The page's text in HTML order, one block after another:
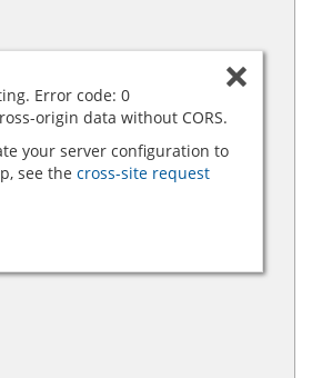
Error code: 0
origin data without CORS.
your server configuration to
see the cross-site request